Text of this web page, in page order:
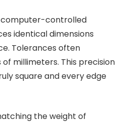
computer-controlled
identical dimensions
Tolerances often
millimeters. This precision
square and every edge
the weight of